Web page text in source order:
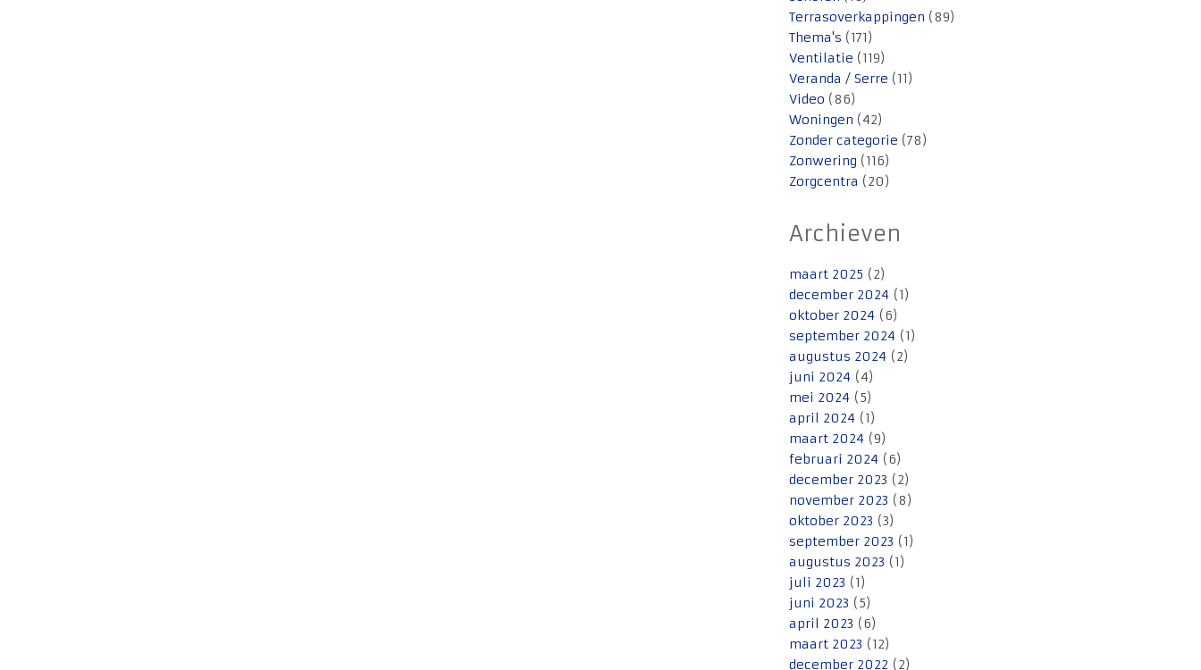
Terrasoverkappingen (89)
Thema's (171)
Ventilatie (119)
Veranda / Serre (11)
Video (86)
Woningen (42)
Zonder categorie (78)
Zonwering (116)
Zorgcentra (20)
Archieven
maart 2025 (2)
december 2024 (1)
oktober 2024 (6)
september 2024 (1)
augustus 2024 (2)
juni 2024 (4)
mei 2024 (5)
april 2024 (1)
maart 2024 (9)
februari 2024 (6)
december 2023 (2)
november 2023 (8)
oktober 2023 (3)
september 2023 (1)
augustus 2023 (1)
juli 2023 (1)
juni 2023 (5)
april 2023 (6)
maart 2023 (12)
december 2022 (2)